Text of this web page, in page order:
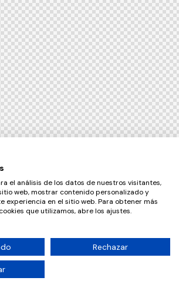
el análisis de los datos de nuestros visitantes,
web, mostrar contenido personalizado y
experiencia en el sitio web. Para obtener más
que utilizamos, abre los ajustes.
Rechazar